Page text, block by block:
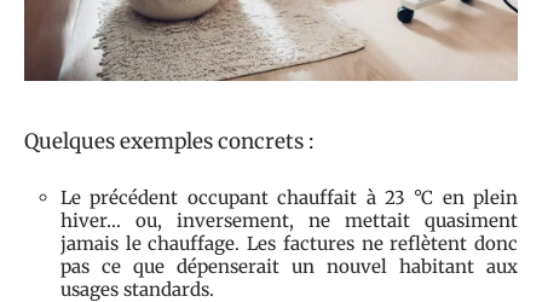
Quelques exemples concrets :
Le précédent occupant chauffait à 23 °C en plein
hiver… ou, inversement, ne mettait quasiment
jamais le chauffage. Les factures ne reflètent donc
pas ce que dépenserait un nouvel habitant aux
usages standards.